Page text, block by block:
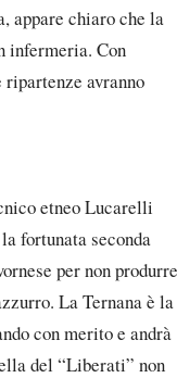
appare chiaro che la
infermeria. Con
avranno
etneo Lucarelli
fortunata seconda
per non produrre
La Ternana è la
con merito e andrà
del “Liberati” non